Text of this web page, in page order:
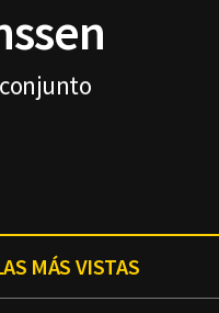
MÁS VISTAS